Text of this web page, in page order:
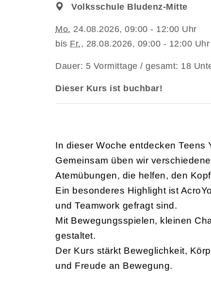
Volksschule Bludenz-Mitte
Mo. 24.08.2026, 09:00 - 12:00 Uhr
bis Fr., 28.08.2026, 09:00 - 12:00 Uhr
Dauer: 5 Vormittage / gesamt: 18
Dieser Kurs ist buchbar!
In dieser Woche entdecken Teens
Gemeinsam üben wir
Atemübungen, die helfen, den
Ein besonderes Highlight ist
und Teamwork gefragt sind.
Mit Bewegungsspielen, kleinen
gestaltet.
Der Kurs stärkt Beweglichkeit,
und Freude an Bewegung.